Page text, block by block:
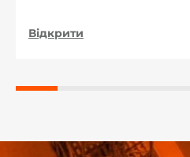
Відкрити